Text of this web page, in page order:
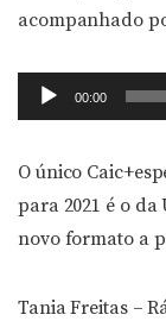
acompanhado
Tocador
de
00:00
O único
para 2021 é o
novo formato a
Tania Freitas –